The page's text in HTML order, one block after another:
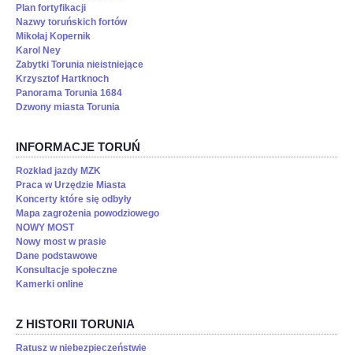
Plan fortyfikacji
Nazwy toruńskich fortów
Mikołaj Kopernik
Karol Ney
Zabytki Torunia nieistniejące
Krzysztof Hartknoch
Panorama Torunia 1684
Dzwony miasta Torunia
INFORMACJE TORUŃ
Rozkład jazdy MZK
Praca w Urzędzie Miasta
Koncerty które się odbyły
Mapa zagrożenia powodziowego
NOWY MOST
Nowy most w prasie
Dane podstawowe
Konsultacje społeczne
Kamerki online
Z HISTORII TORUNIA
Ratusz w niebezpieczeństwie